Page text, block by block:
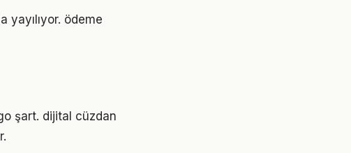
yayılıyor. ödeme
şart. dijital cüzdan